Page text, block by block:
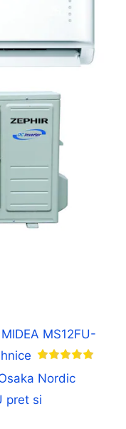
MS12FU-
Nordic
pret si